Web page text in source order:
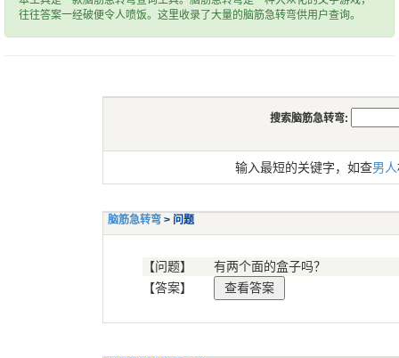
往往答案一经破便令人喷饭。这里收录了大量的脑筋急转弯供用户查询。
搜索脑筋急转弯:
输入最短的关键字，如查男人
脑筋急转弯 > 问题
【问题】
有两个面的盒子吗？
【答案】